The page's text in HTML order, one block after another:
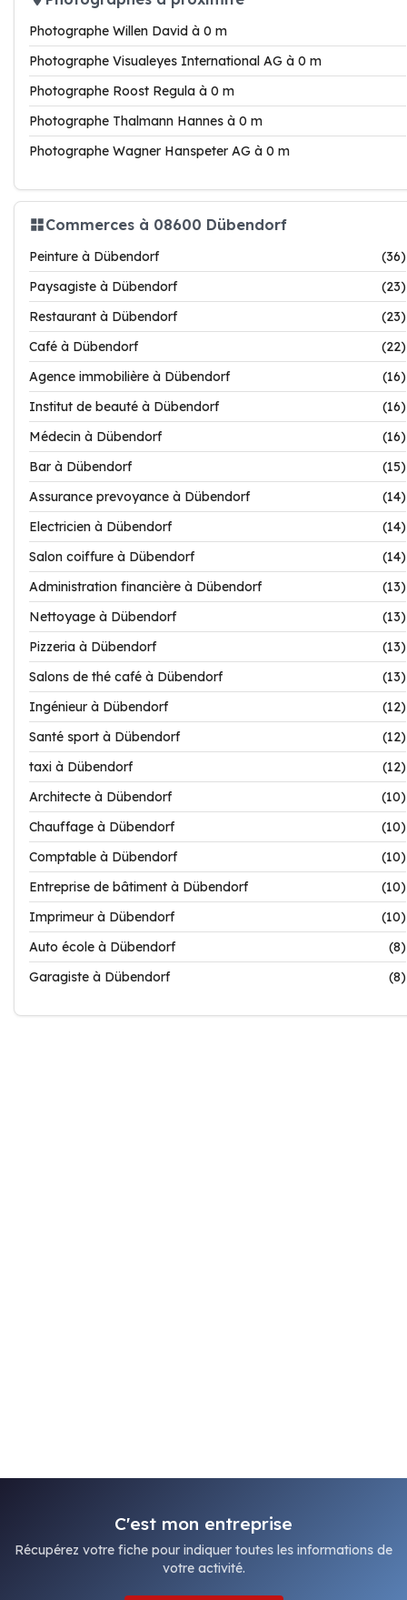
Photographe Willen David à 0 m
Photographe Visualeyes International AG à 0 m
Photographe Roost Regula à 0 m
Photographe Thalmann Hannes à 0 m
Photographe Wagner Hanspeter AG à 0 m
Commerces à 08600 Dübendorf
Peinture à Dübendorf
(36)
Paysagiste à Dübendorf
(23)
Restaurant à Dübendorf
(23)
Café à Dübendorf
(22)
Agence immobilière à Dübendorf
(16)
Institut de beauté à Dübendorf
(16)
Médecin à Dübendorf
(16)
Bar à Dübendorf
(15)
Assurance prevoyance à Dübendorf
(14)
Electricien à Dübendorf
(14)
Salon coiffure à Dübendorf
(14)
Administration financière à Dübendorf
(13)
Nettoyage à Dübendorf
(13)
Pizzeria à Dübendorf
(13)
Salons de thé café à Dübendorf
(13)
Ingénieur à Dübendorf
(12)
Santé sport à Dübendorf
(12)
taxi à Dübendorf
(12)
Architecte à Dübendorf
(10)
Chauffage à Dübendorf
(10)
Comptable à Dübendorf
(10)
Entreprise de bâtiment à Dübendorf
(10)
Imprimeur à Dübendorf
(10)
Auto école à Dübendorf
(8)
Garagiste à Dübendorf
(8)
C'est mon entreprise
Récupérez votre fiche pour indiquer toutes les informations de
votre activité.